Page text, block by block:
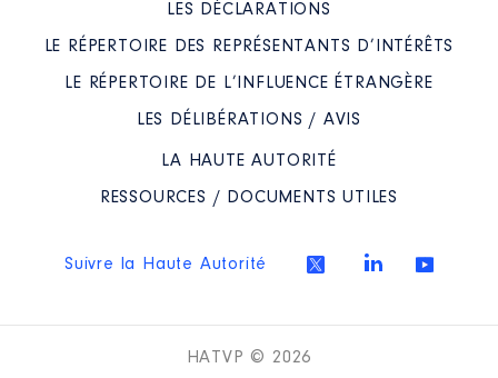
LES DÉCLARATIONS
LE RÉPERTOIRE DES REPRÉSENTANTS D’INTÉRÊTS
LE RÉPERTOIRE DE L’INFLUENCE ÉTRANGÈRE
LES DÉLIBÉRATIONS / AVIS
LA HAUTE AUTORITÉ
RESSOURCES / DOCUMENTS UTILES
Suivre la Haute Autorité
HATVP © 2026